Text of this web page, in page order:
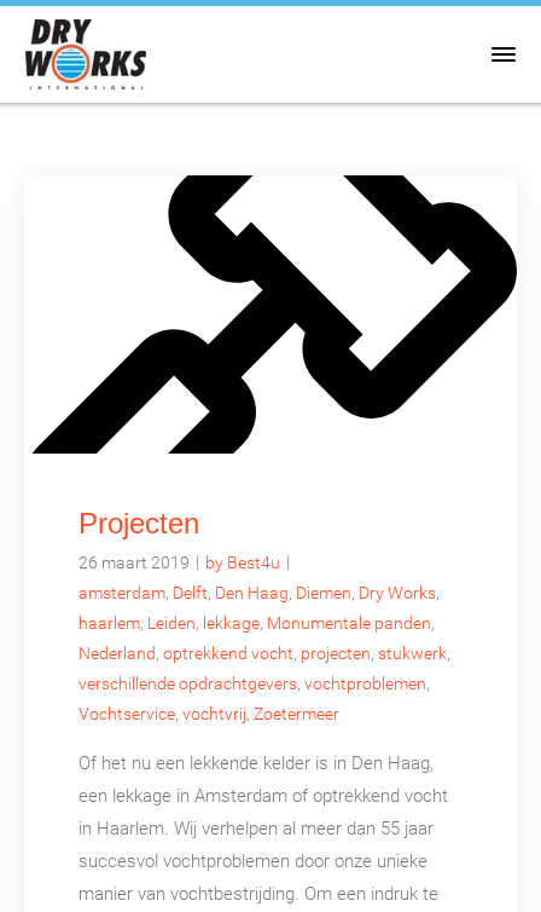
Projecten
26 maart 2019 | by Best4u |
amsterdam, Delft, Den Haag, Diemen, Dry Works,
haarlem, Leiden, lekkage, Monumentale panden,
Nederland, optrekkend vocht, projecten, stukwerk,
verschillende opdrachtgevers, vochtproblemen,
Vochtservice, vochtvrij, Zoetermeer
Of het nu een lekkende kelder is in Den Haag,
een lekkage in Amsterdam of optrekkend vocht
in Haarlem. Wij verhelpen al meer dan 55 jaar
succesvol vochtproblemen door onze unieke
manier van vochtbestrijding. Om een indruk te